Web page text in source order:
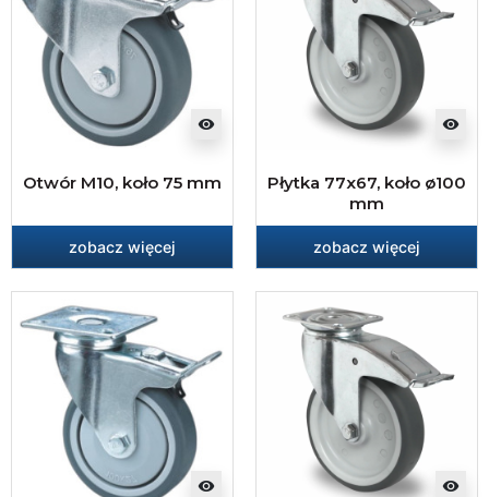
visibility
Otwór M10, koło 75 mm
zobacz więcej
visibility
Płytka 77x67, koło ø100
mm
zobacz więcej
visibility visibility